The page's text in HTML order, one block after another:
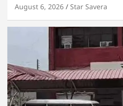
August 6, 2026 Star Savera